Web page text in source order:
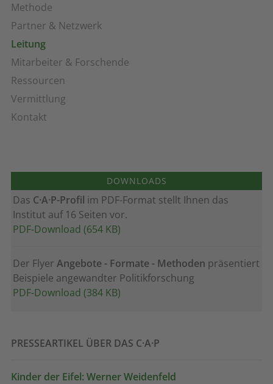
Methode
Partner & Netzwerk
Leitung
Mitarbeiter & Forschende
Ressourcen
Vermittlung
Kontakt
DOWNLOADS
Das C·A·P-Profil im PDF-Format stellt Ihnen das
Institut auf 16 Seiten vor.
PDF-Download (654 KB)
Der Flyer Angebote - Formate - Methoden präsentiert
Beispiele angewandter Politikforschung
PDF-Download (384 KB)
PRESSEARTIKEL ÜBER DAS C·A·P
Kinder der Eifel: Werner Weidenfeld